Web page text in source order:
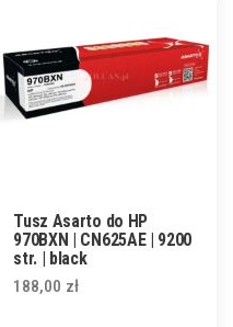
Tusz Asarto do HP
970BXN | CN625AE | 9200
str. | black
188,00 zł